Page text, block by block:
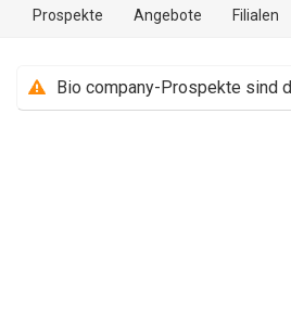
Prospekte Angebote Filialen
Bio company-Prospekte sind